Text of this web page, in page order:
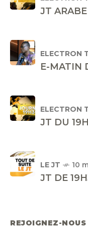
JT
ELECTRON
E-MATIN
ELECTRON
JT DU
LE JT 10
JT DE
REJOIGNEZ-NOUS